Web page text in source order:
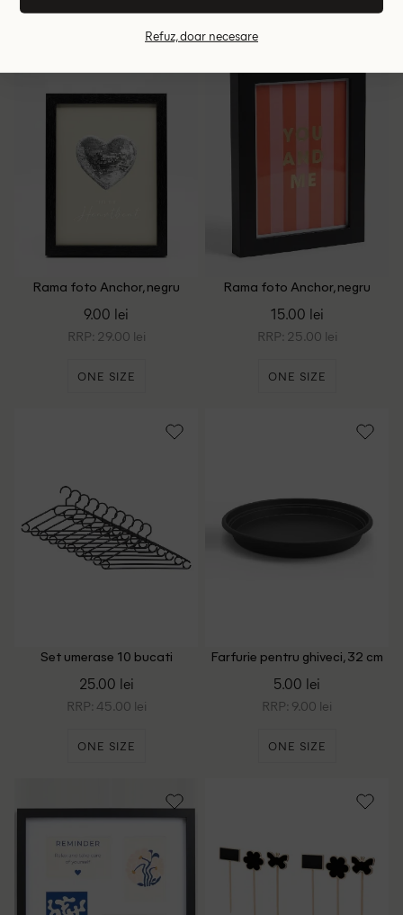
Rama foto Anchor, negru
9.00 lei
RRP: 29.00 lei
ONE SIZE
Rama foto Anchor, negru
15.00 lei
RRP: 25.00 lei
ONE SIZE
Set umerase 10 bucati
25.00 lei
RRP: 45.00 lei
ONE SIZE
Farfurie pentru ghiveci, 32 cm
5.00 lei
RRP: 9.00 lei
ONE SIZE
Refuz, doar necesare